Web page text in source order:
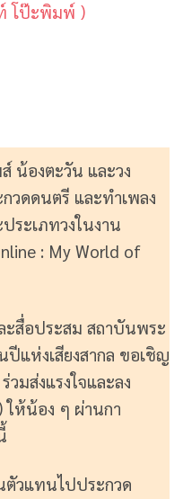
โป๊ะพิมพ์ )
น้องตะวัน และวง
วดดนตรี และทำเพลง
ระเภทวงในงาน
: My World of
ะสื่อประสม สถาบันพระ
ปีแห่งเสียงสากล ขอเชิญ
มส่งแรงใจและลง
ให้น้อง ๆ ผ่านกา
ตัวแทนไปประกวด